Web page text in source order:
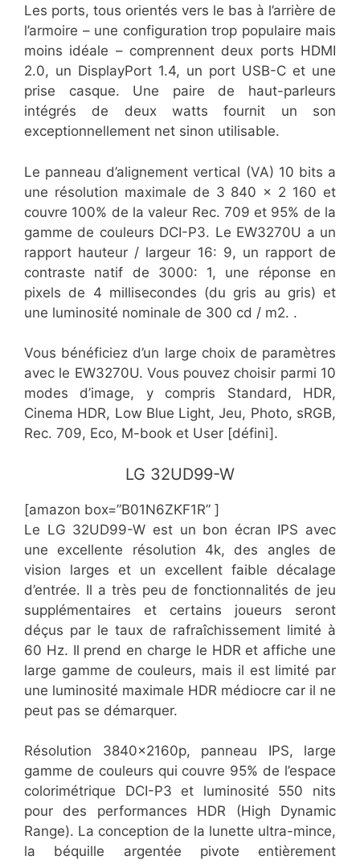
Les ports, tous orientés vers le bas à l’arrière de
l’armoire – une configuration trop populaire mais
moins idéale – comprennent deux ports HDMI
2.0, un DisplayPort 1.4, un port USB-C et une
prise casque. Une paire de haut-parleurs
intégrés de deux watts fournit un son
exceptionnellement net sinon utilisable.
Le panneau d’alignement vertical (VA) 10 bits a
une résolution maximale de 3 840 x 2 160 et
couvre 100% de la valeur Rec. 709 et 95% de la
gamme de couleurs DCI-P3. Le EW3270U a un
rapport hauteur / largeur 16: 9, un rapport de
contraste natif de 3000: 1, une réponse en
pixels de 4 millisecondes (du gris au gris) et
une luminosité nominale de 300 cd / m2. .
Vous bénéficiez d’un large choix de paramètres
avec le EW3270U. Vous pouvez choisir parmi 10
modes d’image, y compris Standard, HDR,
Cinema HDR, Low Blue Light, Jeu, Photo, sRGB,
Rec. 709, Eco, M-book et User [défini].
​​LG 32UD99-W
[amazon box=”​​B01N6ZKF1R” ]
Le LG 32UD99-W est un bon écran IPS avec
une excellente résolution 4k, des angles de
vision larges et un excellent faible décalage
d’entrée. Il a très peu de fonctionnalités de jeu
supplémentaires et certains joueurs seront
déçus par le taux de rafraîchissement limité à
60 Hz. Il prend en charge le HDR et affiche une
large gamme de couleurs, mais il est limité par
une luminosité maximale HDR médiocre car il ne
peut pas se démarquer.
Résolution 3840x2160p, panneau IPS, large
gamme de couleurs qui couvre 95% de l’espace
colorimétrique DCI-P3 et luminosité 550 nits
pour des performances HDR (High Dynamic
Range). La conception de la lunette ultra-mince,
la béquille argentée pivote entièrement